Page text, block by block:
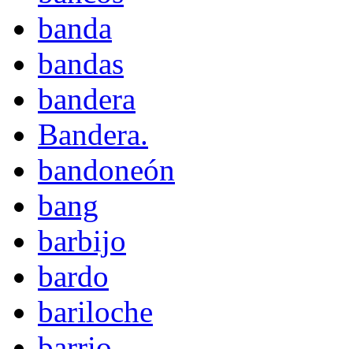
banda
bandas
bandera
Bandera.
bandoneón
bang
barbijo
bardo
bariloche